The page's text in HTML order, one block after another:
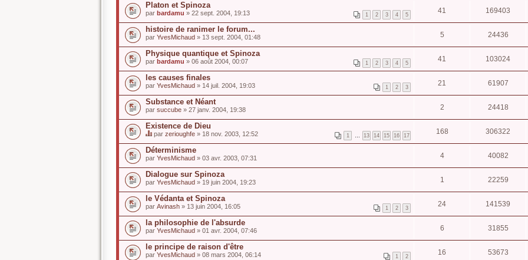
Platon et Spinoza
1 2 3 4 5
par bardamu » 22 sept. 2004, 19:13 41 169403
histoire de ranimer le forum...
par YvesMichaud » 13 sept. 2004, 01:48 5 24436
Physique quantique et Spinoza
1 2 3 4 5
par bardamu » 06 août 2004, 00:07 41 103024
les causes finales
1 2 3
par YvesMichaud » 14 juil. 2004, 19:03 21 61907
Substance et Néant
par succube » 27 janv. 2004, 19:38 2 24418
Existence de Dieu
1 … 13 14 15 16 17
C
e
s
u
j
e
t
u
s
o
n
d
a
g
e
par zerioughfe » 18 nov. 2003, 12:52 168 306322
Déterminisme
par YvesMichaud » 03 avr. 2003, 07:31 4 40082
Dialogue sur Spinoza
par YvesMichaud » 19 juin 2004, 19:23 1 22259
le Védanta et Spinoza
1 2 3
par Avinash » 13 juin 2004, 16:05 24 141539
la philosophie de l'absurde
par YvesMichaud » 01 avr. 2004, 07:46 6 31855
le principe de raison d'être
1 2
par YvesMichaud » 08 mars 2004, 06:14 16 53673